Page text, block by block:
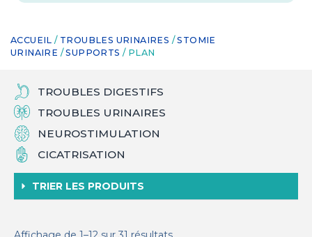
ACCUEIL / TROUBLES URINAIRES /STOMIE
URINAIRE /SUPPORTS / PLAN
TROUBLES DIGESTIFS
TROUBLES URINAIRES
NEUROSTIMULATION
CICATRISATION
TRIER LES PRODUITS